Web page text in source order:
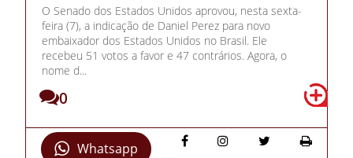
O Senado dos Estados Unidos aprovou, nesta sexta-
feira (7), a indicação de Daniel Perez para novo
embaixador dos Estados Unidos no Brasil. Ele
recebeu 51 votos a favor e 47 contrários. Agora, o
nome d...
0
Whatsapp